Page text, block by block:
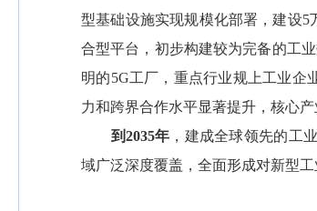
型基础设施实现规模化部署，建设
合型平台，初步构建较为完备的工
明的5G工厂，重点行业规上工业企
力和跨界合作水平显著提升，核心
到2035年 ，建成全球领先的工
域广泛深度覆盖，全面形成对新型工